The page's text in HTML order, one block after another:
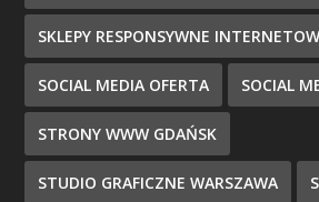
SKLEPY RESPONSYWNE
SOCIAL MEDIA OFERTA SOCIAL
STRONY WWW GDAŃSK
STUDIO GRAFICZNE WARSZAWA